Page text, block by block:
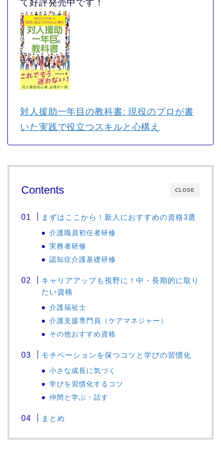
て好評発売中です！
対人援助一年目の教科書: 現役のプロが書
いた実践で役立つスキルと心構え
CLOSE
Contents
まずはここから！新人におすすめの資格3選
介護職員初任者研修
実務者研修
認知症介護基礎研修
キャリアアップも視野に！中・長期的に取り
たい資格
介護福祉士
介護支援専門員（ケアマネジャー）
その他おすすめ資格
モチベーションを保つコツと学びの習慣化
小さな成長に気づく
学びを習慣化するコツ
仲間と学ぶ・話す
まとめ